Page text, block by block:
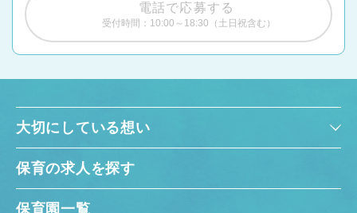
電話で応募する
受付時間：10:00～18:30（土日祝含む）
大切にしている想い
保育の求人を探す
保育園一覧